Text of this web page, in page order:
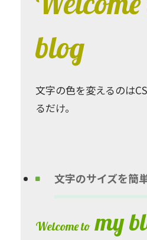
blog
文字の色を変えるのは
るだけ。
文字のサイズを簡
Welcome to my